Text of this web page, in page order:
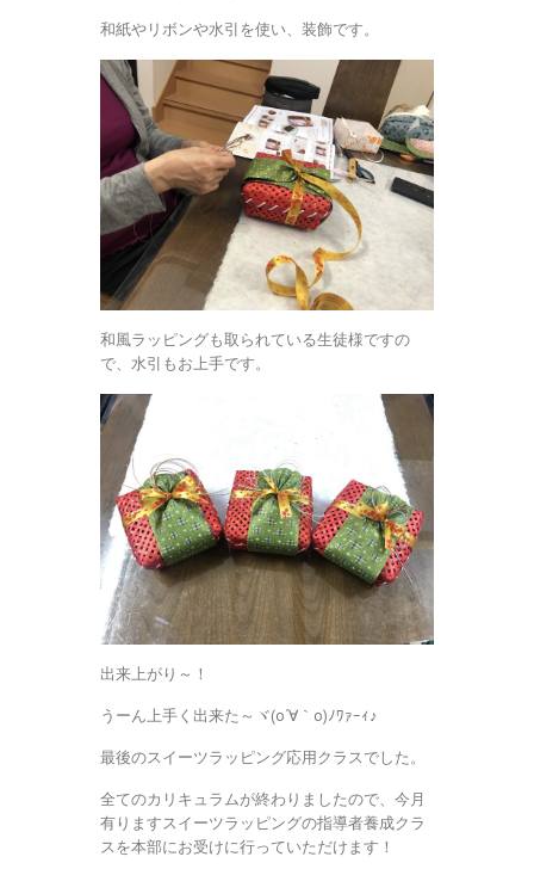
和紙やリボンや水引を使い、装飾です。
和風ラッピングも取られている生徒様ですの
で、水引もお上手です。
出来上がり～！
うーん上手く出来た～ヾ(o´∀｀o)ﾉﾜｧｰｨ♪
最後のスイーツラッピング応用クラスでした。
全てのカリキュラムが終わりましたので、今月
有りますスイーツラッピングの指導者養成クラ
スを本部にお受けに行っていただけます！